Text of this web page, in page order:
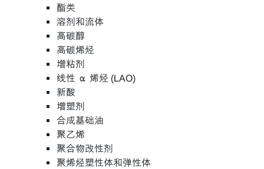
酯类
溶剂和流体
高碳醇
高碳烯烃
增粘剂
线性 α 烯烃 (LAO)
新酸
增塑剂
合成基础油
聚乙烯
聚合物改性剂
聚烯烃塑性体和弹性体